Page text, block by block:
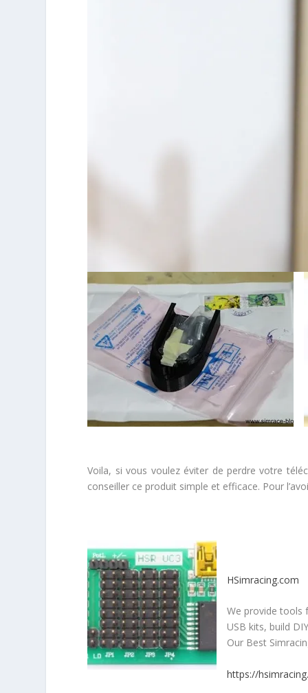
Voila, si vous voulez éviter de perdre votre
conseiller ce produit simple et efficace. Pour
HSimracing.com
We provide tools
USB kits, build
Our Best
https://